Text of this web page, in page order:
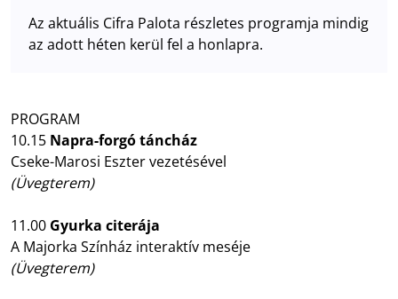
Az aktuális Cifra Palota részletes programja mindig
az adott héten kerül fel a honlapra.
PROGRAM
10.15 Napra-forgó táncház
Cseke-Marosi Eszter vezetésével
(Üvegterem)
11.00 Gyurka citerája
A Majorka Színház interaktív meséje
(Üvegterem)